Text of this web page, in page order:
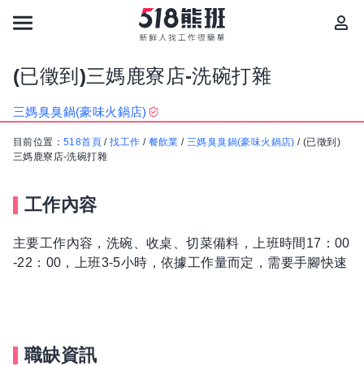
(已徵到)三媽鹿寮店-洗碗打雜
三媽臭臭鍋(豪味火鍋店)
目前位置： 518首頁 /找工作 / 餐飲業 /三媽臭臭鍋(豪味火鍋店) /(已徵到)
三媽鹿寮店-洗碗打雜
工作內容
主要工作內容，洗碗、收桌、切菜備料，上班時間17：00
-22：00，上班3-5小時，依據工作量而定，需要手腳快速
職缺資訊